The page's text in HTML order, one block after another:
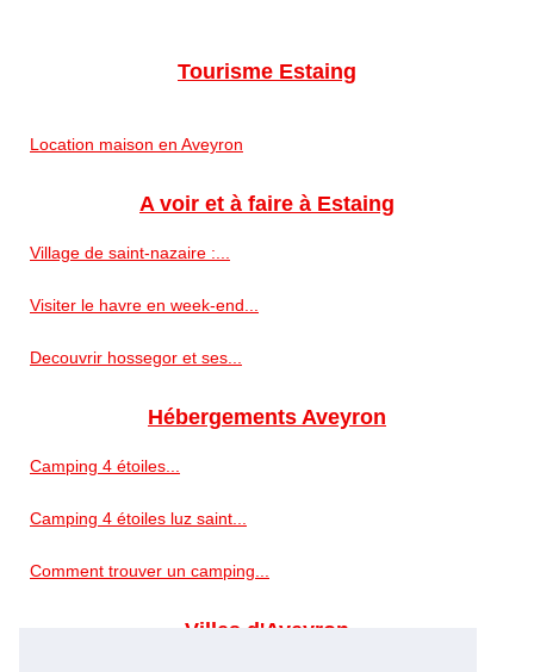
Tourisme Estaing
Location maison en Aveyron
A voir et à faire à Estaing
Village de saint-nazaire :...
Visiter le havre en week-end...
Decouvrir hossegor et ses...
Hébergements Aveyron
Camping 4 étoiles...
Camping 4 étoiles luz saint...
Comment trouver un camping...
Villes d'Aveyron